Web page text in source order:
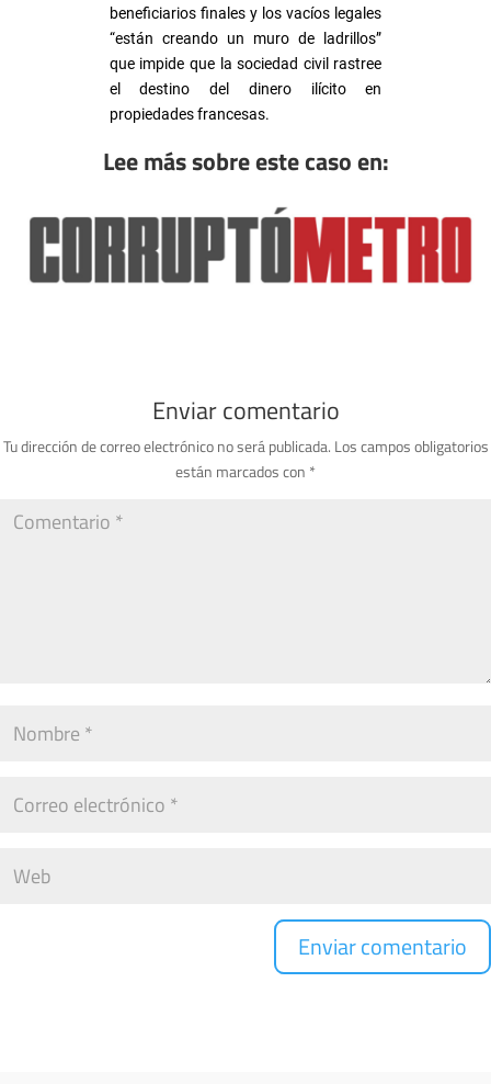
beneficiarios finales y los vacíos legales
“están creando un muro de ladrillos”
que impide que la sociedad civil rastree
el destino del dinero ilícito en
propiedades francesas.
Lee más sobre este caso en:
Enviar comentario
Tu dirección de correo electrónico no será publicada. Los campos obligatorios
están marcados con *